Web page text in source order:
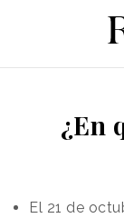
¿En
El 21 de